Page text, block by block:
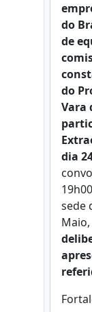
do
de
do
Vara
dia
sede